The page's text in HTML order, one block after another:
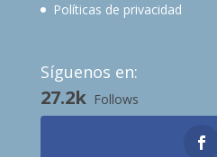
Políticas de privacidad
Síguenos en:
27.2k Follows